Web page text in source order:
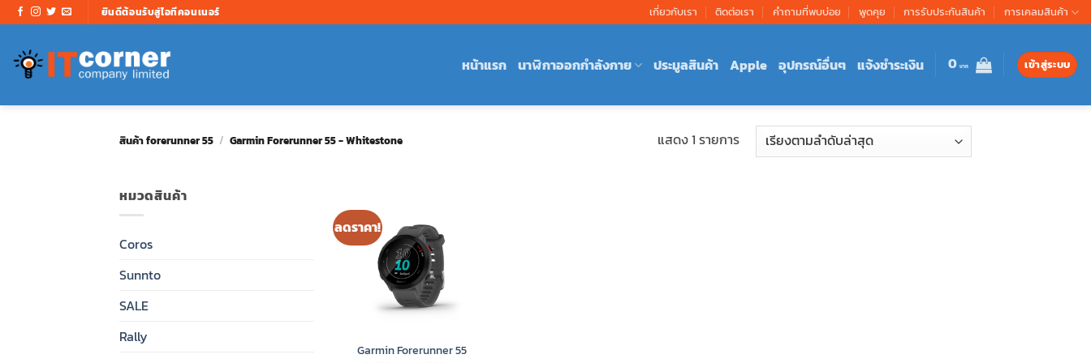
ข้าม
ไป
เนื้อหา
ยินดีต้อนรับสู่ไอทีคอนเนอร์ เกี่ยวกับเรา ติดต่อเรา คำถามที่พบบ่อย พูดคุย การรับประกันสินค้า การเคลมสินค้า
หน้าแรก นาฬิกาออกกำลังกาย ประมูลสินค้า Apple อุปกรณ์อื่นๆ แจ้งชำระเงิน 0 เข้าสู่ระบบ
สินค้า forerunner 55 / Garmin Forerunner 55 - Whitestone แสดง 1 รายการ
หมวดสินค้า
Coros
Sunnto
SALE
Rally
ลดราคา!
Garmin Forerunner 55